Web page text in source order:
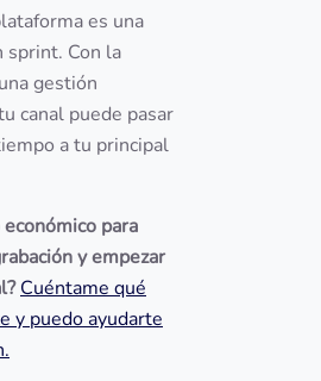
es una
sprint. Con la
gestión
canal puede pasar
a tu principal
para
y empezar
Cuéntame qué
y puedo ayudarte